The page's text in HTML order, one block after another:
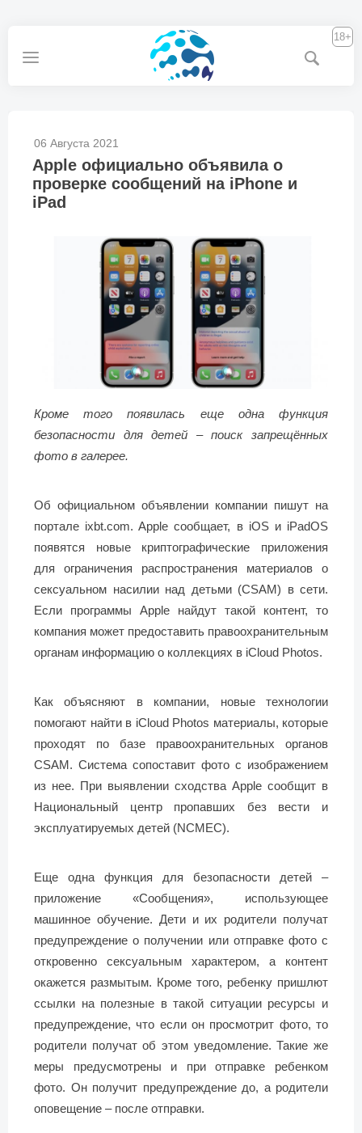
18+
06 Августа 2021
Apple официально объявила о
проверке сообщений на iPhone и
iPad
Кроме того появилась еще одна функция
безопасности для детей – поиск запрещённых
фото в галерее.
Об официальном объявлении компании пишут на
портале ixbt.com. Apple сообщает, в iOS и iPadOS
появятся новые криптографические приложения
для ограничения распространения материалов о
сексуальном насилии над детьми (CSAM) в сети.
Если программы Apple найдут такой контент, то
компания может предоставить правоохранительным
органам информацию о коллекциях в iCloud Photos.
Как объясняют в компании, новые технологии
помогают найти в iCloud Photos материалы, которые
проходят по базе правоохранительных органов
CSAM. Система сопоставит фото с изображением
из нее. При выявлении сходства Apple сообщит в
Национальный центр пропавших без вести и
эксплуатируемых детей (NCMEC).
Еще одна функция для безопасности детей –
приложение «Сообщения», использующее
машинное обучение. Дети и их родители получат
предупреждение о получении или отправке фото с
откровенно сексуальным характером, а контент
окажется размытым. Кроме того, ребенку пришлют
ссылки на полезные в такой ситуации ресурсы и
предупреждение, что если он просмотрит фото, то
родители получат об этом уведомление. Такие же
меры предусмотрены и при отправке ребенком
фото. Он получит предупреждение до, а родители
оповещение – после отправки.